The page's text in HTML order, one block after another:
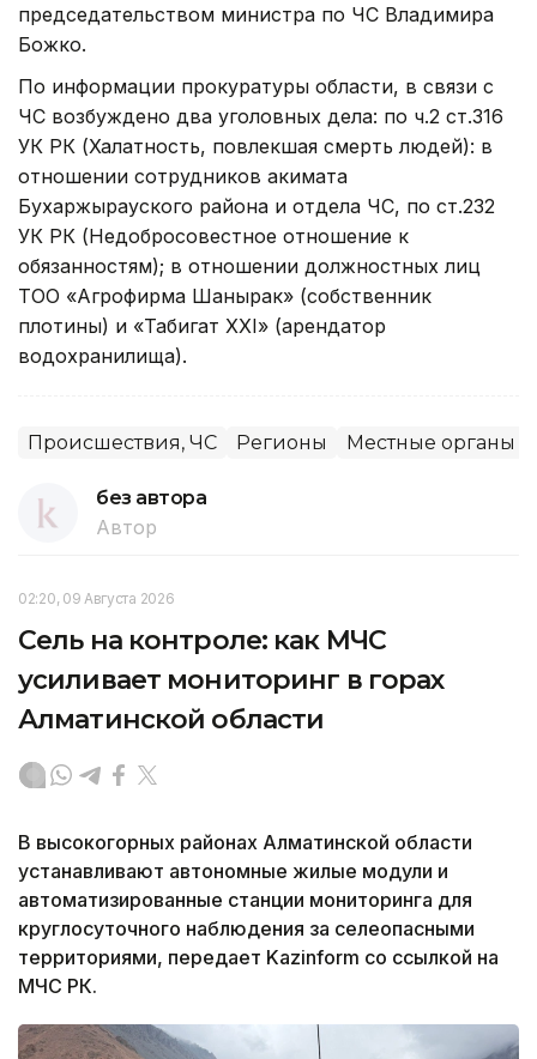
председательством министра по ЧС Владимира
Божко.
По информации прокуратуры области, в связи с
ЧС возбуждено два уголовных дела: по ч.2 ст.316
УК РК (Халатность, повлекшая смерть людей): в
отношении сотрудников акимата
Бухаржырауского района и отдела ЧС, по ст.232
УК РК (Недобросовестное отношение к
обязанностям); в отношении должностных лиц
ТОО «Агрофирма Шанырак» (собственник
плотины) и «Табигат XXI» (арендатор
водохранилища).
Происшествия, ЧС Регионы Местные органы
без автора
Автор
02:20, 09 Августа 2026
Сель на контроле: как МЧС
усиливает мониторинг в горах
Алматинской области
В высокогорных районах Алматинской области
устанавливают автономные жилые модули и
автоматизированные станции мониторинга для
круглосуточного наблюдения за селеопасными
территориями, передает Kazinform со ссылкой на
МЧС РК.